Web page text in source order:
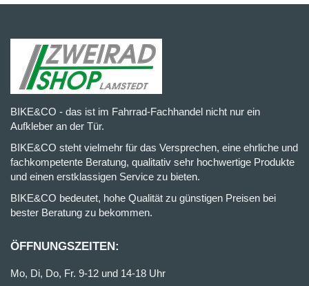
BIKE&CO - das ist im Fahrrad-Fachhandel nicht nur ein
Aufkleber an der Tür.
BIKE&CO steht vielmehr für das Versprechen, eine ehrliche und
fachkompetente Beratung, qualitativ sehr hochwertige Produkte
und einen erstklassigen Service zu bieten.
BIKE&CO bedeutet, hohe Qualität zu günstigen Preisen bei
bester Beratung zu bekommen.
ÖFFNUNGSZEITEN:
Mo, Di, Do, Fr. 9-12 und 14-18 Uhr